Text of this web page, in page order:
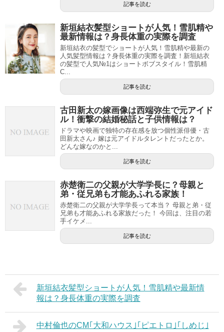
記事を読む
新垣結衣髪型ショートが人気！雪肌精や
最新情報は？身長体重の実際を調査
新垣結衣の髪型でショートが人気！雪肌精や最新の
人気髪型情報は？身長体重の実際を調査！新垣結衣
の髪型で人気№1はショートボブスタイル！雪肌精
C...
記事を読む
古田新太の嫁画像は西端弥生で元アイド
ル！衝撃の結婚秘話と子供情報は？
ドラマや映画で独特の存在感を放つ個性派俳優・古
田新太さん♪ 嫁は元アイドルタレントだったとか。
どんな嫁なのかと...
記事を読む
赤楚衛二の父親が大学学長に？母親と
弟・従兄弟も才能あふれる家族！
赤楚衛二の父親が大学学長って本当？ 母親と弟・従
兄弟も才能あふれる家族だった！ 今回は、注目の若
手イケメ...
記事を読む
新垣結衣髪型ショートが人気！雪肌精や最新情
報は？身長体重の実際を調査
中村倫也のCM｢大和ハウス｣｢ピエトロ｣｢しめじ｣